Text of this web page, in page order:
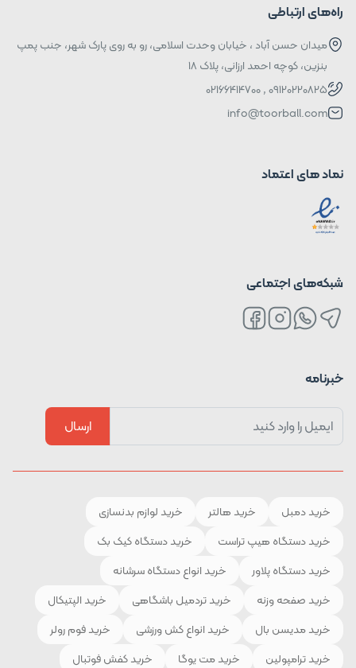
راه‌های ارتباطی
میدان حسن آباد ، خیابان وحدت اسلامی، رو به روی پارک شهر، جنب پمپ
بنزین، کوچه احمد ارزانی، پلاک ۱۸
09120220825 , 02166414700
info@toorball.com
نماد های اعتماد
شبکه‌های اجتماعی
خبرنامه
ارسال
خرید دمبل خرید هالتر
خرید لوازم بدنسازی
خرید دستگاه هیپ تراست
خرید دستگاه کیک بک
خرید دستگاه پلاور
خرید انواع دستگاه سرشانه
خرید صفحه وزنه
خرید تردمیل باشگاهی
خرید الپتیکال
خرید مدیسن بال
خرید انواع کش ورزشی
خرید فوم رولر
خرید ترامپولین
خرید مت یوگا خرید کفش فوتبال